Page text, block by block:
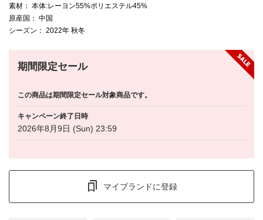
素材 ： 本体:レーヨン55%ポリエステル45%
原産国 ： 中国
シーズン ： 2022年 秋冬
期間限定セール
この商品は期間限定セール対象商品です。
キャンペーン終了日時
2026年8月9日 (Sun) 23:59
マイブランドに登録